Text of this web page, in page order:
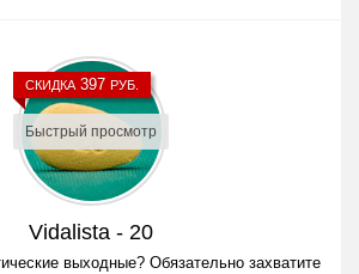
Быстрый просмотр
СКИДКА397 РУБ.
Vidalista - 20
выходные? Обязательно захватите